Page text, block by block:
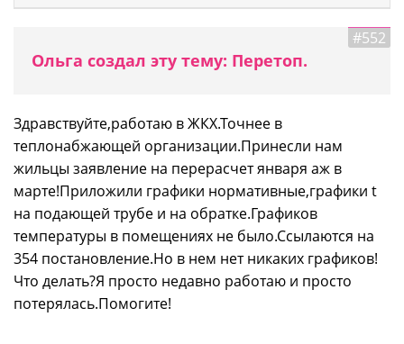
#552
Ольга создал эту тему: Перетоп.
Здравствуйте,работаю в ЖКХ.Точнее в
теплонабжающей организации.Принесли нам
жильцы заявление на перерасчет января аж в
марте!Приложили графики нормативные,графики t
на подающей трубе и на обратке.Графиков
температуры в помещениях не было.Ссылаются на
354 постановление.Но в нем нет никаких графиков!
Что делать?Я просто недавно работаю и просто
потерялась.Помогите!